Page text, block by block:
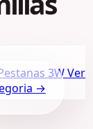
3WVer
→